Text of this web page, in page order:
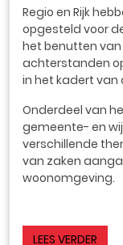
Regio en Rijk
opgesteld voor
het benutten
achterstanden
in het kadert van
Onderdeel van
gemeente- en
verschillende
van zaken
woonomgeving.
LEES VERDER